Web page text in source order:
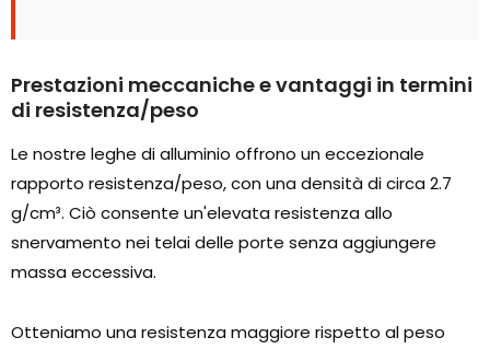
Prestazioni meccaniche e vantaggi in termini
di resistenza/peso
Le nostre leghe di alluminio offrono un eccezionale
rapporto resistenza/peso, con una densità di circa 2.7
g/cm³. Ciò consente un'elevata resistenza allo
snervamento nei telai delle porte senza aggiungere
massa eccessiva.
Otteniamo una resistenza maggiore rispetto al peso